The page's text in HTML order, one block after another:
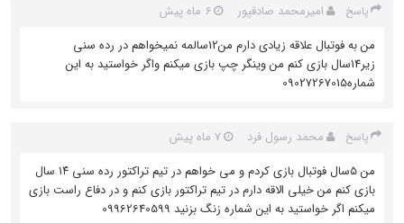
پاسخ امیرمحمد صادقپور
6 ماه پیش
من به فوتبال علاقه زیادی دارم من12سالمه نمیخواهم در رده سنی
زیر14سال بازی کنم من وینگر چپ بازی میکنم واگر خواستید به این
شماره09027267015
پاسخ محمد رسول فرد
7 ماه پیش
من ۵سال فوتبال بازی کردم و می خواهم در تیم تراکتور رده سنی ۱۴ سال
بازی کنم من خیلی الاقه دارم در تیم تراکتور بازی کنم و در دفاع راست بازی
میکنم اگر خواستید به این شماره زنگ بزنید 09962640599